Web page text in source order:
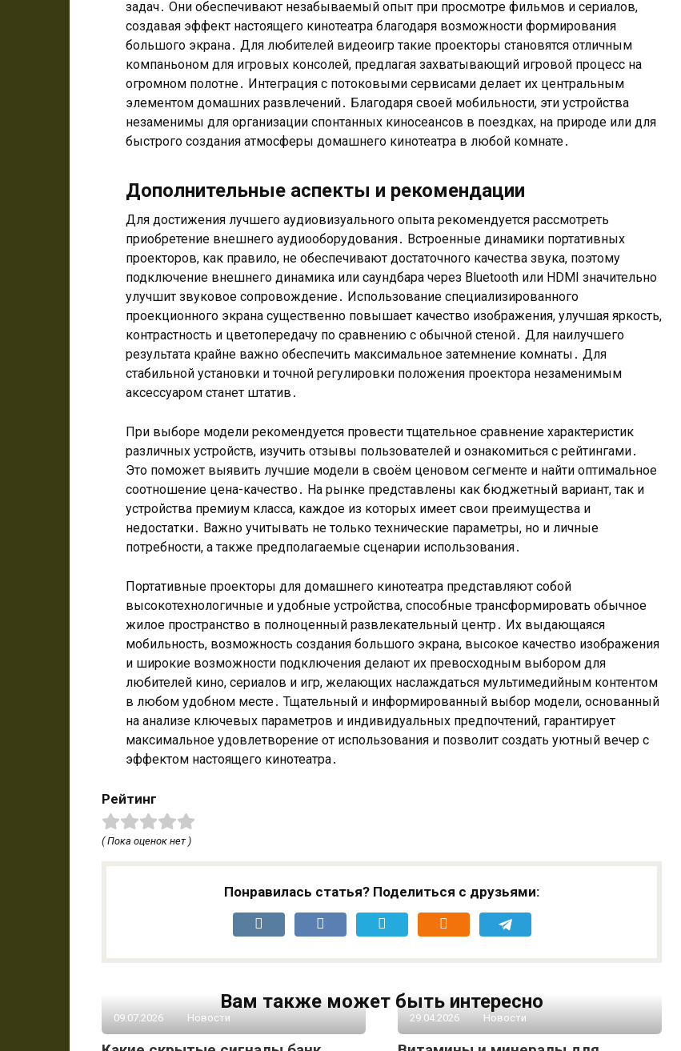
задач․ Они обеспечивают незабываемый опыт при просмотре фильмов и сериалов,
создавая эффект настоящего кинотеатра благодаря возможности формирования
большого экрана․ Для любителей видеоигр такие проекторы становятся отличным
компаньоном для игровых консолей, предлагая захватывающий игровой процесс на
огромном полотне․ Интеграция с потоковыми сервисами делает их центральным
элементом домашних развлечений․ Благодаря своей мобильности, эти устройства
незаменимы для организации спонтанных киносеансов в поездках, на природе или для
быстрого создания атмосферы домашнего кинотеатра в любой комнате․
Дополнительные аспекты и рекомендации
Для достижения лучшего аудиовизуального опыта рекомендуется рассмотреть
приобретение внешнего аудиооборудования․ Встроенные динамики портативных
проекторов, как правило, не обеспечивают достаточного качества звука, поэтому
подключение внешнего динамика или саундбара через Bluetooth или HDMI значительно
улучшит звуковое сопровождение․ Использование специализированного
проекционного экрана существенно повышает качество изображения, улучшая яркость,
контрастность и цветопередачу по сравнению с обычной стеной․ Для наилучшего
результата крайне важно обеспечить максимальное затемнение комнаты․ Для
стабильной установки и точной регулировки положения проектора незаменимым
аксессуаром станет штатив․
При выборе модели рекомендуется провести тщательное сравнение характеристик
различных устройств, изучить отзывы пользователей и ознакомиться с рейтингами․
Это поможет выявить лучшие модели в своём ценовом сегменте и найти оптимальное
соотношение цена-качество․ На рынке представлены как бюджетный вариант, так и
устройства премиум класса, каждое из которых имеет свои преимущества и
недостатки․ Важно учитывать не только технические параметры, но и личные
потребности, а также предполагаемые сценарии использования․
Портативные проекторы для домашнего кинотеатра представляют собой
высокотехнологичные и удобные устройства, способные трансформировать обычное
жилое пространство в полноценный развлекательный центр․ Их выдающаяся
мобильность, возможность создания большого экрана, высокое качество изображения
и широкие возможности подключения делают их превосходным выбором для
любителей кино, сериалов и игр, желающих наслаждаться мультимедийным контентом
в любом удобном месте․ Тщательный и информированный выбор модели, основанный
на анализе ключевых параметров и индивидуальных предпочтений, гарантирует
максимальное удовлетворение от использования и позволит создать уютный вечер с
эффектом настоящего кинотеатра․
Рейтинг
( Пока оценок нет )
Понравилась статья? Поделиться с друзьями:
Вам также может быть интересно
09.07.2026 Новости 29.04.2026 Новости